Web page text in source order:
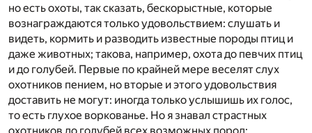
но есть охоты, так сказать, бескорыстные, которые
вознаграждаются только удовольствием: слушать и
видеть, кормить и разводить известные породы птиц и
даже животных; такова, например, охота до певчих птиц
и до голубей. Первые по крайней мере веселят слух
охотников пением, но вторые и этого удовольствия
доставить не могут: иногда только услышишь их голос,
то есть глухое воркованье. Но я знавал страстных